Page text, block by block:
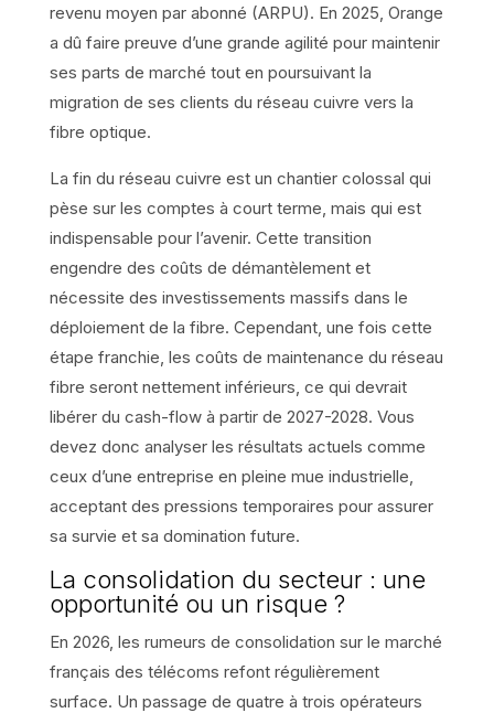
revenu moyen par abonné (ARPU). En 2025, Orange
a dû faire preuve d’une grande agilité pour maintenir
ses parts de marché tout en poursuivant la
migration de ses clients du réseau cuivre vers la
fibre optique.
La fin du réseau cuivre est un chantier colossal qui
pèse sur les comptes à court terme, mais qui est
indispensable pour l’avenir. Cette transition
engendre des coûts de démantèlement et
nécessite des investissements massifs dans le
déploiement de la fibre. Cependant, une fois cette
étape franchie, les coûts de maintenance du réseau
fibre seront nettement inférieurs, ce qui devrait
libérer du cash-flow à partir de 2027-2028. Vous
devez donc analyser les résultats actuels comme
ceux d’une entreprise en pleine mue industrielle,
acceptant des pressions temporaires pour assurer
sa survie et sa domination future.
La consolidation du secteur : une
opportunité ou un risque ?
En 2026, les rumeurs de consolidation sur le marché
français des télécoms refont régulièrement
surface. Un passage de quatre à trois opérateurs